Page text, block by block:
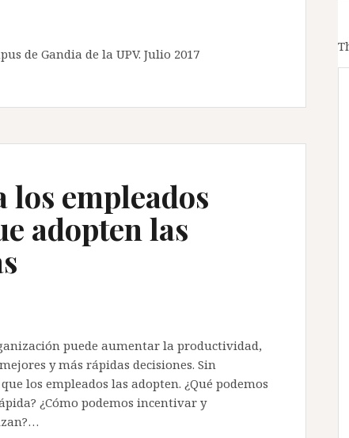
de Gandia de la UPV. Julio 2017
los empleados
adopten las
puede aumentar la productividad,
y más rápidas decisiones. Sin
los empleados las adopten. ¿Qué podemos
¿Cómo podemos incentivar y